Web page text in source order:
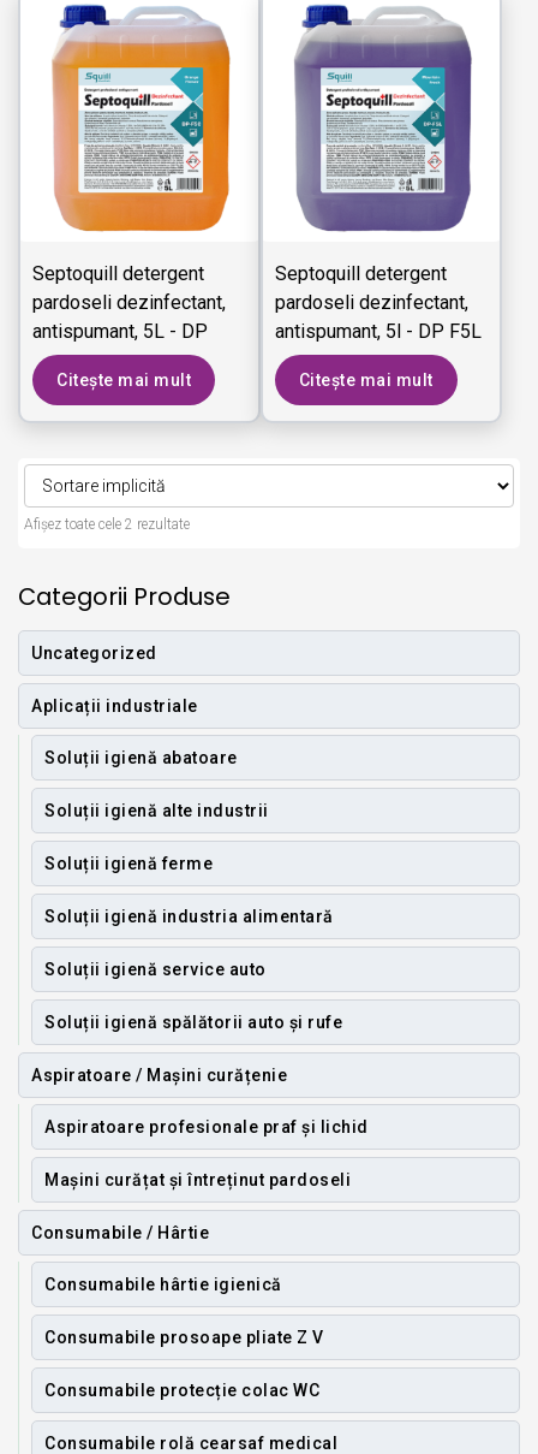
Septoquill detergent
pardoseli dezinfectant,
antispumant, 5L - DP
F5C
Citește mai mult
Septoquill detergent
pardoseli dezinfectant,
antispumant, 5l - DP F5L
Citește mai mult
Afișez toate cele 2 rezultate
Categorii Produse
Uncategorized
Aplicații industriale
Soluții igienă abatoare
Soluții igienă alte industrii
Soluții igienă ferme
Soluții igienă industria alimentară
Soluții igienă service auto
Soluții igienă spălătorii auto și rufe
Aspiratoare / Mașini curățenie
Aspiratoare profesionale praf și lichid
Mașini curățat și întreținut pardoseli
Consumabile / Hârtie
Consumabile hârtie igienică
Consumabile prosoape pliate Z V
Consumabile protecție colac WC
Consumabile rolă cearsaf medical